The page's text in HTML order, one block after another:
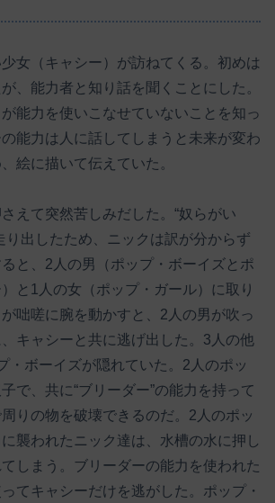
女（キャシー）が訪ねてくる。初めは
、能力者と知り話を聞くことにした。
能力を使いこなせていないことを知っ
能力は人に話してしまうと未来が変わ
絵に描いて伝えていた。
えて突然苦しみだした。“奴らがい
り出したため、ニックは訳が分からず
と、2人の男（ポップ・ボーイズとポ
と1人の女（ポップ・ガール）に取り
咄嗟に腕を動かすと、2人の男が吹っ
キャシーと共に逃げ出した。3人の他
・ボーイズが隠れていた。2人のポッ
で、共に“ブリーダー”の能力を持って
りの物を破壊できるのだ。2人のポッ
襲われたニック達は、水槽の水に押し
しまう。ブリーダーの能力を使われた
てキャシーだけを逃がした。ポップ・